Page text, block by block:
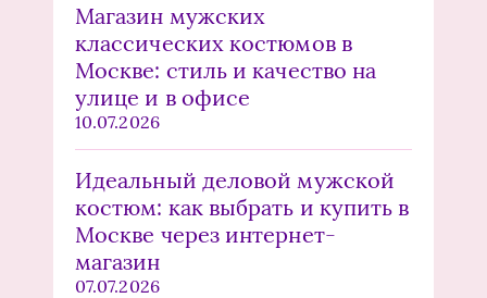
Магазин мужских
классических костюмов в
Москве: стиль и качество на
улице и в офисе
10.07.2026
Идеальный деловой мужской
костюм: как выбрать и купить в
Москве через интернет-
магазин
07.07.2026